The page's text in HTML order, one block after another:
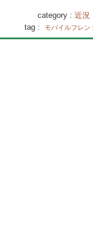
category :近況
tag :モバイルフレン